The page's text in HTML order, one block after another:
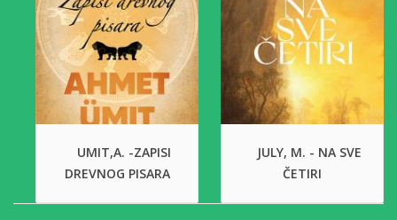
UMIT,A. -ZAPISI
DREVNOG PISARA
JULY, M. - NA SVE
ČETIRI